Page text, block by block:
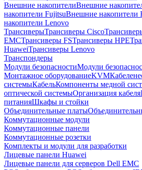
Внешние накопителиВнешние
накопители FujitsuВнешние накопители
накопители Lenovo
ТрансиверыТрансиверы Cisco
EMCТрансиверы FSТрансиверы HPE
HuaweiТрансиверы Lenovo
Транспондеры
Модули безопасностиМодули
Монтажное оборудованиеKVM
системыКабельКомпоненты медной
оптической системыОрганизация кабеля
питанияШкафы и стойки
Объединительные платы
Коммутационные модули
Коммутационные панели
Коммутационные розетки
Комплекты и модули для разработки
Лицевые панели Huawei
Лицевые панели для серверов Dell EMC